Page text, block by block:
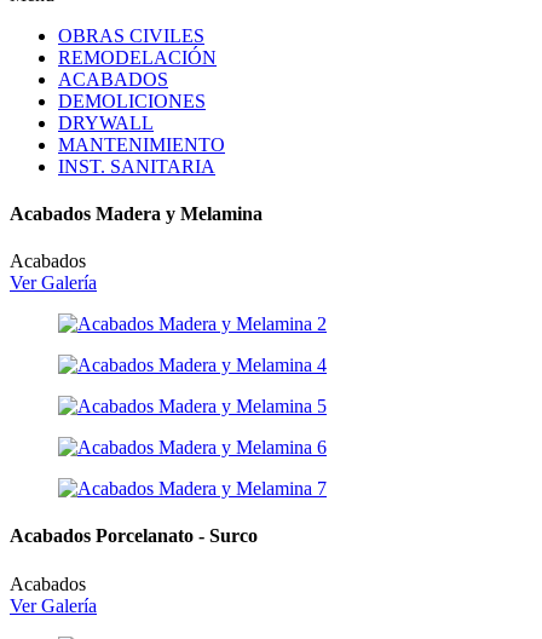
OBRAS CIVILES
REMODELACIÓN
ACABADOS
DEMOLICIONES
DRYWALL
MANTENIMIENTO
INST. SANITARIA
Acabados Madera y Melamina
Acabados
Ver Galería
Acabados Porcelanato - Surco
Acabados
Ver Galería